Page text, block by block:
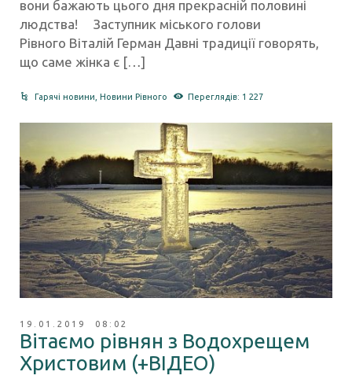
вони бажають цього дня прекрасній половині
людства! Заступник міського голови
Рівного Віталій Герман Давні традиції говорять,
що саме жінка є […]
Гарячі новини ,Новини Рівного Переглядів: 1 227
19.01.2019 08:02
Вітаємо рівнян з Водохрещем
Христовим (+ВІДЕО)